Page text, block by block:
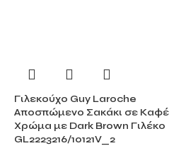
Γιλεκούχο Guy Laroche
Αποσπώμενο Σακάκι σε Καφέ
Χρώμα με Dark Brown Γιλέκο
GL2223216/10121V_2